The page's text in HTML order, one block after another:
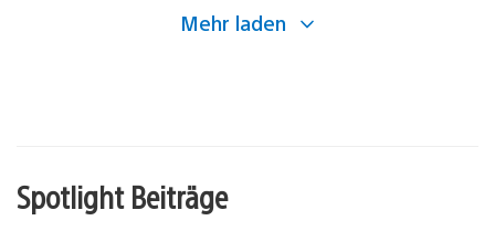
Mehr laden
Spotlight Beiträge